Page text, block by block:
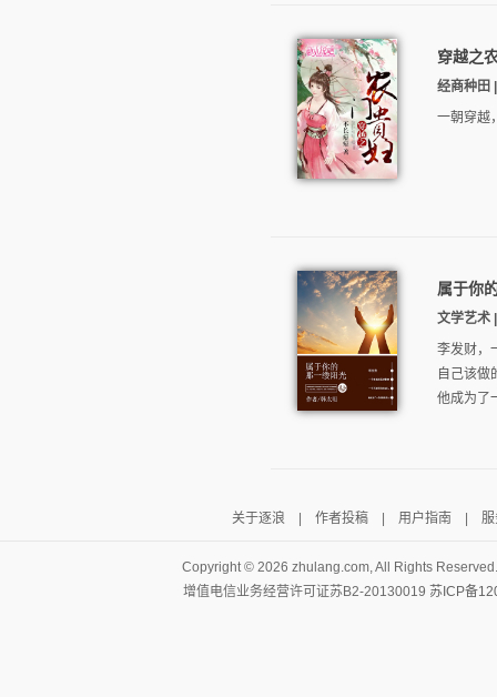
穿越之
经商种田
一朝穿越
属于你
文学艺术
李发财，
自己该做
他成为了
关于逐浪 作者投稿| 用户指南 服
Copyright © 2026 zhulang.com, All Rights
增值电信业务经营许可证苏B2-20130019 苏ICP备